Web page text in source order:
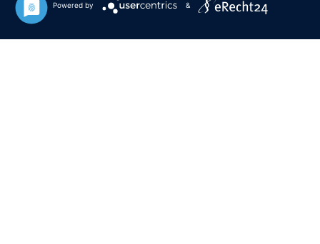
Powered by &